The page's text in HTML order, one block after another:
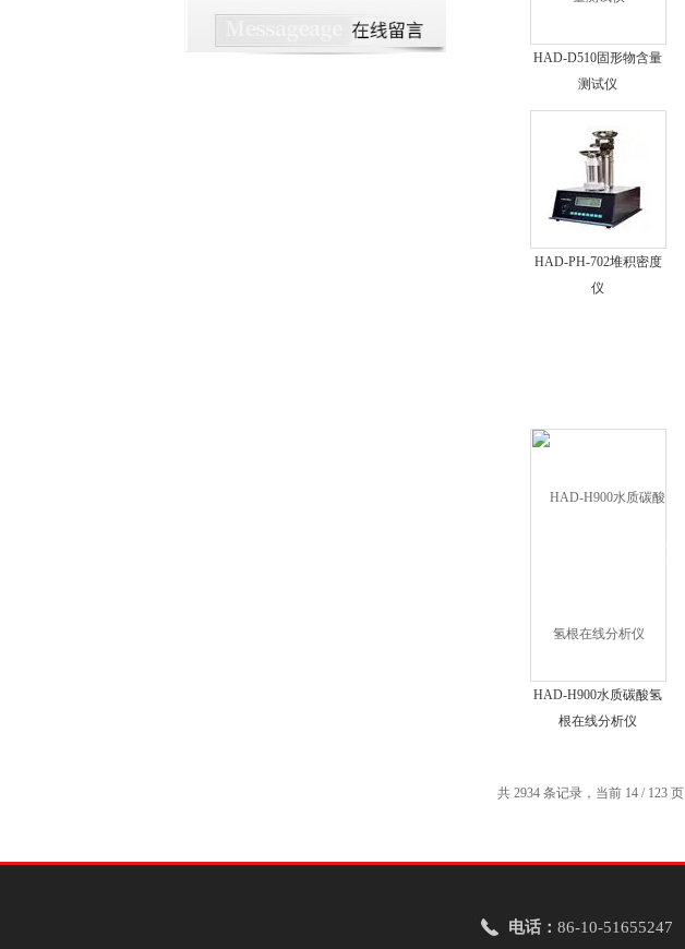
HAD-D510固形物含量
测试仪
HAD-PH-702堆积密度
仪
HAD-H900水质碳酸氢
根在线分析仪
共 2934 条记录，当前 14 / 123 页
电话： 86-10-51655247